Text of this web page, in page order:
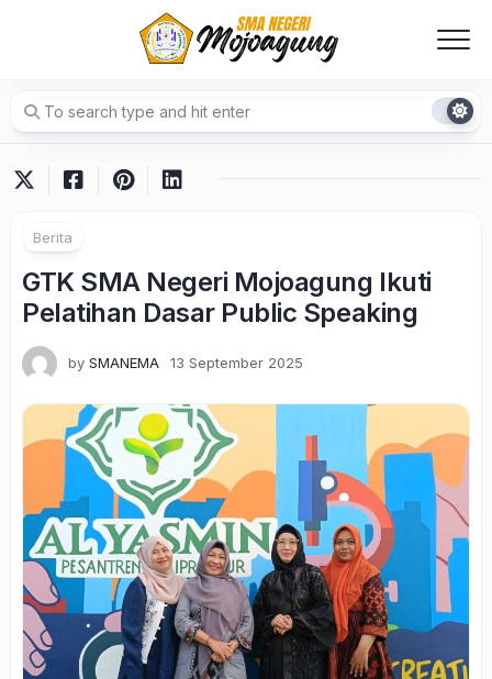
Berita
GTK SMA Negeri Mojoagung Ikuti
Pelatihan Dasar Public Speaking
by SMANEMA 13 September 2025